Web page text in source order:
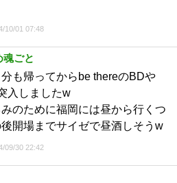
10/01 07:48
ごと
も帰ってからbe thereのBDや
入しましたw
のために福岡には昼から行くつ
開場までサイゼで昼酒しそうw
09/30 22:42